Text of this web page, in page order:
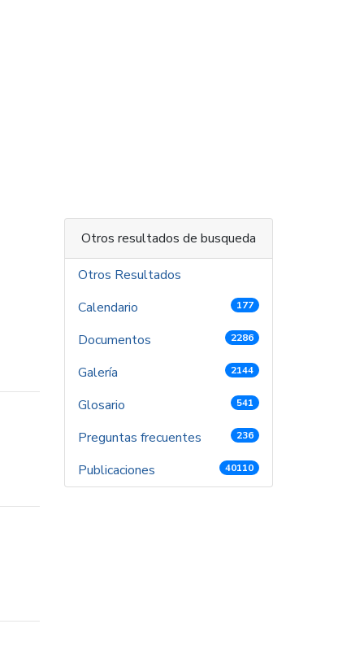
Otros resultados de busqueda
Otros Resultados
Calendario
177
Documentos 2286
Galería 2144
Glosario 541
Preguntas frecuentes 236
Publicaciones 40110